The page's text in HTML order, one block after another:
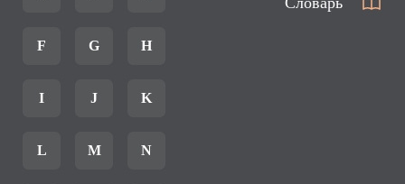
F G H
I J K
L M N